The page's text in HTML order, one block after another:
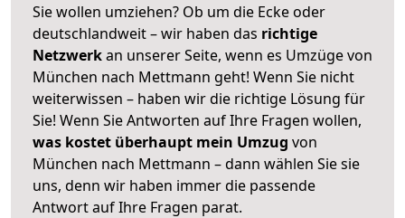
Sie wollen umziehen? Ob um die Ecke oder
deutschlandweit – wir haben das richtige
Netzwerkan unserer Seite, wenn es Umzüge von
München nach Mettmann geht! Wenn Sie nicht
weiterwissen – haben wir die richtige Lösung für
Sie! Wenn Sie Antworten auf Ihre Fragen wollen,
was kostet überhaupt mein Umzug von
München nach Mettmann – dann wählen Sie sie
uns, denn wir haben immer die passende
Antwort auf Ihre Fragen parat.